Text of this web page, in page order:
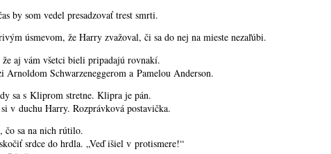
by som vedel presadzovať trest smrti.
úsmevom, že Harry zvažoval, či sa do nej na mieste nezaľúbi.
že aj vám všetci bieli pripadajú rovnakí.
Schwarzeneggerom a Pamelou Anderson.
sa s Kliprom stretne. Klipra je pán.
v duchu Harry. Rozprávková postavička.
čo sa na nich rútilo.
srdce do hrdla. „Veď išiel v protismere!“